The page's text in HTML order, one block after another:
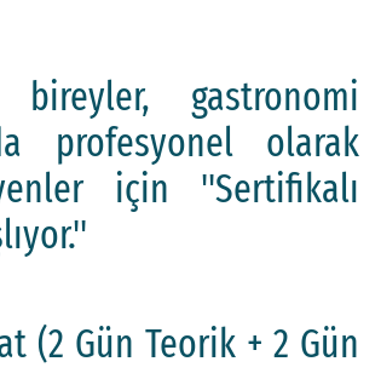
gastronomi
profesyonel olarak
için ''Sertifikalı
(2 Gün Teorik + 2 Gün